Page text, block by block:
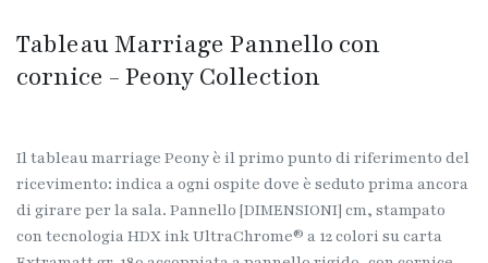
Tableau Marriage Pannello con
cornice - Peony Collection
Il tableau marriage Peony è il primo punto di riferimento del
ricevimento: indica a ogni ospite dove è seduto prima ancora
di girare per la sala. Pannello [DIMENSIONI] cm, stampato
con tecnologia HDX ink UltraChrome® a 12 colori su carta